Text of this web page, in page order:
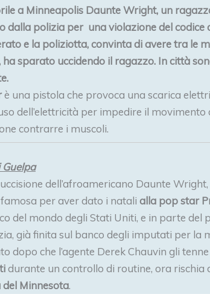
a Minneapolis Daunte Wright, un
dalla polizia per una violazione del codice
e la poliziotta, convinta di avere tra le
ha sparato uccidendo il ragazzo. In città
è una pistola che provoca una scarica
dell’elettricità per impedire il
contrarre i muscoli.
dell’afroamericano Daunte Wright,
per aver dato i natali alla pop star
del mondo degli Stati Uniti, e in parte del
già finita sul banco degli imputati per la
dopo che l’agente Derek Chauvin gli
durante un controllo di routine, ora rischia
del Minnesota.